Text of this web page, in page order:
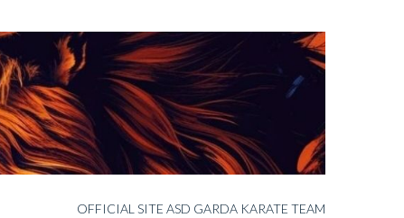
OFFICIAL SITE ASD GARDA KARATE TEAM